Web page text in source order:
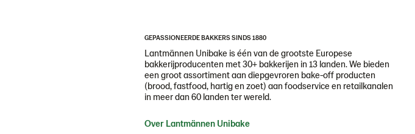
GEPASSIONEERDE BAKKERS SINDS 1880
Lantmännen Unibake is één van de grootste Europese
bakkerijproducenten met 30+ bakkerijen in 13 landen. We bieden
een groot assortiment aan diepgevroren bake-off producten
(brood, fastfood, hartig en zoet) aan foodservice en retailkanalen
in meer dan 60 landen ter wereld.
Over Lantmännen Unibake